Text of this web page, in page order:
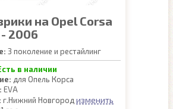
на Opel Corsa
2006
3 поколение и рестайлинг
в наличии
для Опель Корса
EVA
г.Нижний Новгород изменить